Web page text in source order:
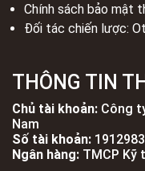
Chính sách bảo mật
Đối tác chiến lược:
THÔNG TIN
Chủ tài khoản: Công
Nam
Số tài khoản:
Ngân hàng: TMCP Kỹ